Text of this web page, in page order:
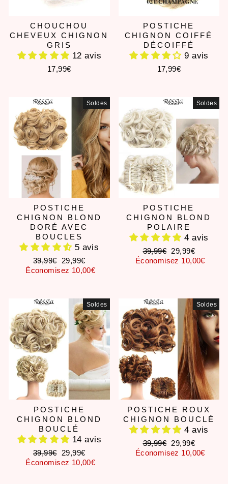
CHOUCHOU
CHEVEUX CHIGNON
GRIS
12 avis
17,99€
POSTICHE
CHIGNON COIFFÉ
DÉCOIFFÉ
9 avis
17,99€
Soldes
POSTICHE
CHIGNON BLOND
DORÉ AVEC
BOUCLES
5 avis
Prix
régulier
39,99€
Prix
réduit
29,99€
Économisez 10,00€
Soldes
POSTICHE
CHIGNON BLOND
POLAIRE
4 avis
Prix
régulier
39,99€ Prix
réduit
29,99€
Économisez 10,00€
Soldes
POSTICHE
CHIGNON BLOND
BOUCLÉ
14 avis
Prix
régulier
39,99€
Prix
réduit
29,99€
Économisez 10,00€
Soldes
POSTICHE ROUX
CHIGNON BOUCLÉ
4 avis
Prix
régulier
39,99€ Prix
réduit
29,99€
Économisez 10,00€